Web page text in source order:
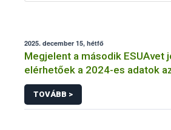
2025. december 15, hétfő
Megjelent a második ESUAvet
elérhetőek a 2024-es adatok
értékesített és felhasznált
antimikrobiális szerekről
TOVÁBB >